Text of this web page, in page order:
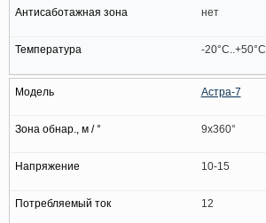
нет
-20°C..+50°C
Астра-7
9x360°
10-15
12